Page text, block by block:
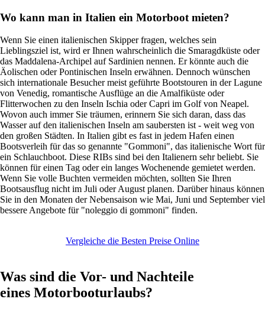
Wo kann man in Italien ein Motorboot mieten?
Wenn Sie einen italienischen Skipper fragen, welches sein
Lieblingsziel ist, wird er Ihnen wahrscheinlich die Smaragdküste oder
das Maddalena-Archipel auf Sardinien nennen. Er könnte auch die
Äolischen oder Pontinischen Inseln erwähnen. Dennoch wünschen
sich internationale Besucher meist geführte Bootstouren in der Lagune
von Venedig, romantische Ausflüge an die Amalfiküste oder
Flitterwochen zu den Inseln Ischia oder Capri im Golf von Neapel.
Wovon auch immer Sie träumen, erinnern Sie sich daran, dass das
Wasser auf den italienischen Inseln am saubersten ist - weit weg von
den großen Städten. In Italien gibt es fast in jedem Hafen einen
Bootsverleih für das so genannte "Gommoni", das italienische Wort für
ein Schlauchboot. Diese RIBs sind bei den Italienern sehr beliebt. Sie
können für einen Tag oder ein langes Wochenende gemietet werden.
Wenn Sie volle Buchten vermeiden möchten, sollten Sie Ihren
Bootsausflug nicht im Juli oder August planen. Darüber hinaus können
Sie in den Monaten der Nebensaison wie Mai, Juni und September viel
bessere Angebote für "noleggio di gommoni" finden.
Vergleiche die Besten Preise Online
Was sind die Vor- und Nachteile
eines Motorbooturlaubs?